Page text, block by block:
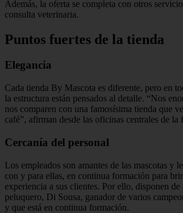
Además, la oferta se com­pleta con otros
consulta vete­rinaria.
Puntos fuertes de la tienda
Elegancia
Cada tienda By Mascota es diferente, pero en
la estructura están pensados al detalle. “Nos
nos comparen con una famosísima tienda que
café”, afirman desde las oficinas centrales de la
Cercanía del personal
Los empleados son amantes de las mascotas y
con y para ellas, en continua formación para
experiencia a sus clientes. Por ello, disponen
peluquero, Di Sousa, ganador de varios
y que está en continua formación.